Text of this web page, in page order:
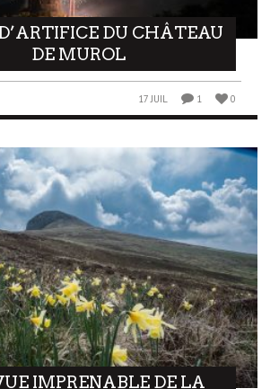
DU CHÂTEAU
DE MUROL
17 JUIL 1 0
IMPRENABLE DE LA